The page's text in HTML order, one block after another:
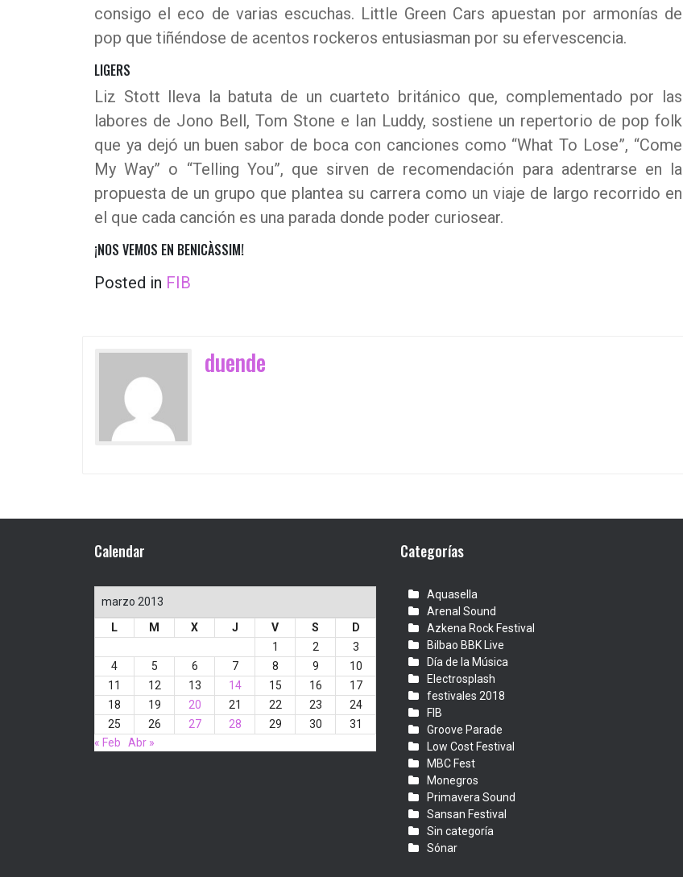
consigo el eco de varias escuchas. Little Green Cars apuestan por armonías de
pop que tiñéndose de acentos rockeros entusiasman por su efervescencia.
LIGERS
Liz Stott lleva la batuta de un cuarteto británico que, complementado por las
labores de Jono Bell, Tom Stone e Ian Luddy, sostiene un repertorio de pop folk
que ya dejó un buen sabor de boca con canciones como “What To Lose”, “Come
My Way” o “Telling You”, que sirven de recomendación para adentrarse en la
propuesta de un grupo que plantea su carrera como un viaje de largo recorrido en
el que cada canción es una parada donde poder curiosear.
¡NOS VEMOS EN BENICÀSSIM!
Posted in FIB
duende
Calendar
marzo 2013
L
M X J V S
D
1
2
3
4
5 6 7 8 9
10
11
12 13 14 15 16
17
18
19 20 21 22 23
24
25
26 27 28 29 30
31
« Feb
Abr »
Categorías
Aquasella
Arenal Sound
Azkena Rock Festival
Bilbao BBK Live
Día de la Música
Electrosplash
festivales 2018
FIB
Groove Parade
Low Cost Festival
MBC Fest
Monegros
Primavera Sound
Sansan Festival
Sin categoría
Sónar